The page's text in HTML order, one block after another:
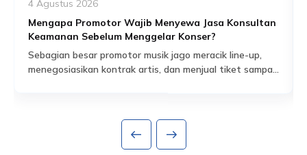
4 Agustus 2026
Mengapa Promotor Wajib Menyewa Jasa Konsultan
Keamanan Sebelum Menggelar Konser?
Sebagian besar promotor musik jago meracik line-up,
menegosiasikan kontrak artis, dan menjual tiket sampai
dan perencanaan keamanan yang menyertainya.